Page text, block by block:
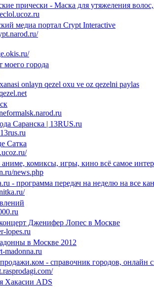
прически - Маска для утяжеления
медиа портал Crypt Interactive
моего города
onlayn qezel oxu ve oz qezelni paylas
Саранска | 13RUS.ru
Сатка
комиксы, игры, кино всё самое
news.php
- программа передач на неделю на все
Дженифер Лопес в Москве
lopes.ru
в Москве 2012
madonna.ru
- справочник городов, онлайн
Хакасии ADS